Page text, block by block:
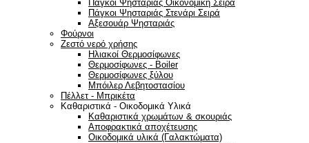
Πάγκοι Ψησταριάς Οικονομική Σειρά
Πάγκοι Ψησταριάς Στενάρι Σειρά
Αξεσουάρ Ψησταριάς
Φούρνοι
Ζεστό νερό χρήσης
Ηλιακοί Θερμοσίφωνες
Θερμοσίφωνες - Boiler
Θερμοσίφωνες ξύλου
Μπόιλερ Λεβητοστασίου
Πέλλετ - Μπρικέτα
Καθαριστικά - Οικοδομικά Υλικά
Καθαριστικά χρωμάτων & σκουριάς
Αποφρακτικά αποχέτευσης
Οικοδομικά υλικά (Γαλακτώματα)